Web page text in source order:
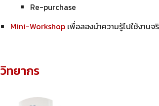
Re-purchase
Mini-Workshop เพื่อลองนำความรู้ไปใช้งานจ
วิทยากร